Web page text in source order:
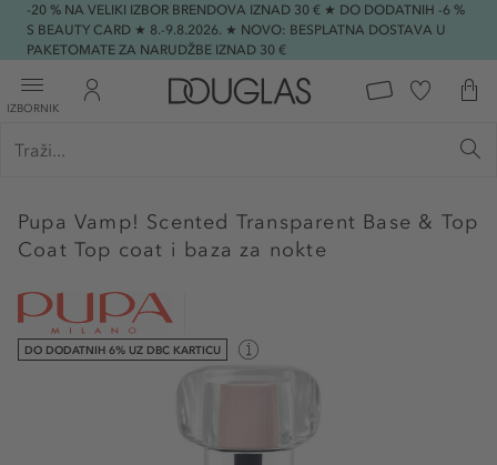
-20 % NA VELIKI IZBOR BRENDOVA IZNAD 30 € ★ DO DODATNIH -6 %
S BEAUTY CARD ★ 8.-9.8.2026. ★ NOVO: BESPLATNA DOSTAVA U
PAKETOMATE ZA NARUDŽBE IZNAD 30 €
IZBORNIK
Pupa Vamp! Scented Transparent Base & Top
Coat Top coat i baza za nokte
DO DODATNIH 6% UZ DBC KARTICU